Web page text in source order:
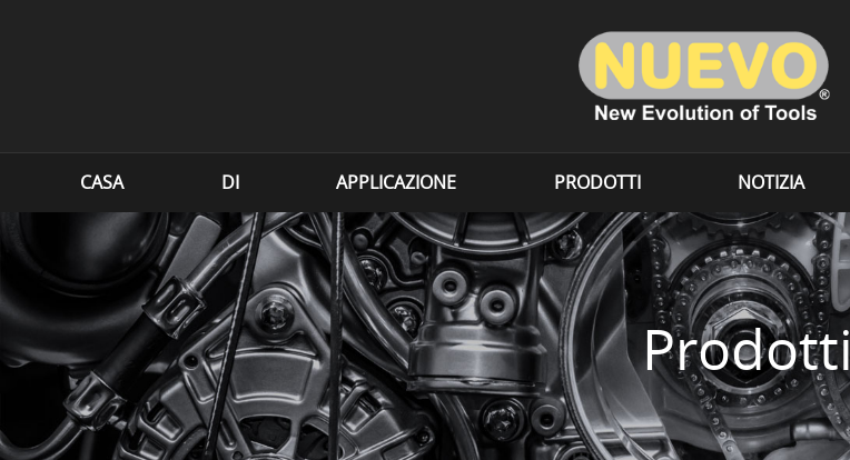
CASA DI APPLICAZIONE PRODOTTI NOTIZIA
Prodotti